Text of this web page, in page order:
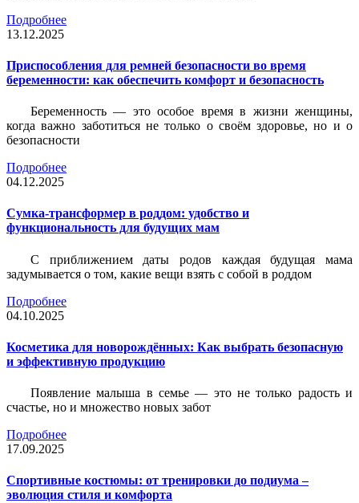
Подробнее
13.12.2025
Приспособления для ремней безопасности во время
беременности: как обеспечить комфорт и безопасность
Беременность — это особое время в жизни женщины,
когда важно заботиться не только о своём здоровье, но и о
безопасности
Подробнее
04.12.2025
Сумка-трансформер в роддом: удобство и
функциональность для будущих мам
С приближением даты родов каждая будущая мама
задумывается о том, какие вещи взять с собой в роддом
Подробнее
04.10.2025
Косметика для новорождённых: Как выбрать безопасную
и эффективную продукцию
Появление малыша в семье — это не только радость и
счастье, но и множество новых забот
Подробнее
17.09.2025
Спортивные костюмы: от тренировки до подиума –
эволюция стиля и комфорта